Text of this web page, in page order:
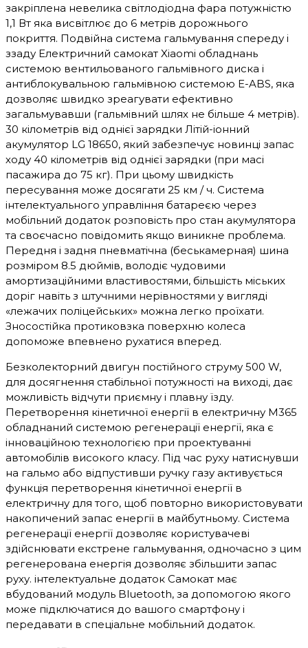
закріплена невелика світлодіодна фара потужністю
1,1 Вт яка висвітлює до 6 метрів дорожнього
покриття. Подвійна система гальмування спереду і
ззаду Електричний самокат Xiaomi обладнань
системою вентильованого гальмівного диска і
антиблокувальною гальмівною системою E-ABS, яка
дозволяє швидко зреагувати ефективно
загальмувавши (гальмівний шлях не більше 4 метрів).
30 кілометрів від однієї зарядки Літій-іонний
акумулятор LG 18650, який забезпечує новинці запас
ходу 40 кілометрів від однієї зарядки (при масі
пасажира до 75 кг). При цьому швидкість
пересування може досягати 25 км / ч. Система
інтелектуального управління батареєю через
мобільний додаток розповість про стан акумулятора
та своєчасно повідомить якщо виникне проблема.
Передня і задня пневматічна (беськамерная) шина
розміром 8.5 дюймів, володіє чудовими
амортизаційними властивостями, більшість міських
доріг навіть з штучними нерівностями у вигляді
«лежачих поліцейських» можна легко проїхати.
Зносостійка протиковзка поверхню колеса
допоможе впевнено рухатися вперед.
Безколекторний двигун постійного струму 500 W,
для досягнення стабільної потужності на виході, дає
можливість відчути приємну і плавну їзду.
Перетворення кінетичної енергії в електричну М365
обладнаний системою регенерації енергії, яка є
інноваційною технологією при проектуванні
автомобілів високого класу. Під час руху натиснувши
на гальмо або відпустивши ручку газу активується
функція перетворення кінетичної енергії в
електричну для того, щоб повторно використовувати
накопичений запас енергії в майбутньому. Система
регенерації енергії дозволяє користувачеві
здійснювати екстрене гальмування, одночасно з цим
регенерована енергія дозволяє збільшити запас
руху. інтелектуальне додаток Самокат має
вбудований модуль Bluetooth, за допомогою якого
може підключатися до вашого смартфону і
передавати в спеціальне мобільний додаток.